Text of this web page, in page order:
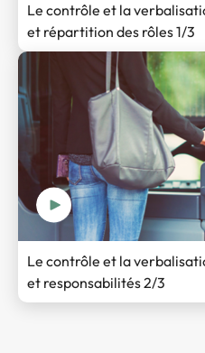
Le contrôle et la
et répartition des rôles 1/3
Le contrôle et la
et responsabilités 2/3